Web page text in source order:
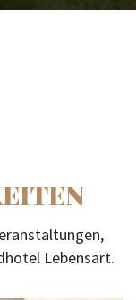
Lebensart.